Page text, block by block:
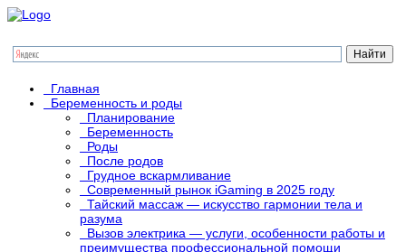
Главная
Беременность и роды
Планирование
Беременность
Роды
После родов
Грудное вскармливание
Современный рынок iGaming в 2025 году
Тайский массаж — искусство гармонии тела и
разума
Вызов электрика — услуги, особенности работы и
преимущества профессиональной помощи